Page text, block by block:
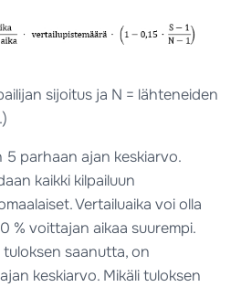
sijoitus ja N = lähteneiden
5 parhaan ajan keskiarvo.
kaikki kilpailuun
Vertailuaika voi olla
% voittajan aikaa suurempi.
tuloksen saanutta, on
keskiarvo. Mikäli tuloksen